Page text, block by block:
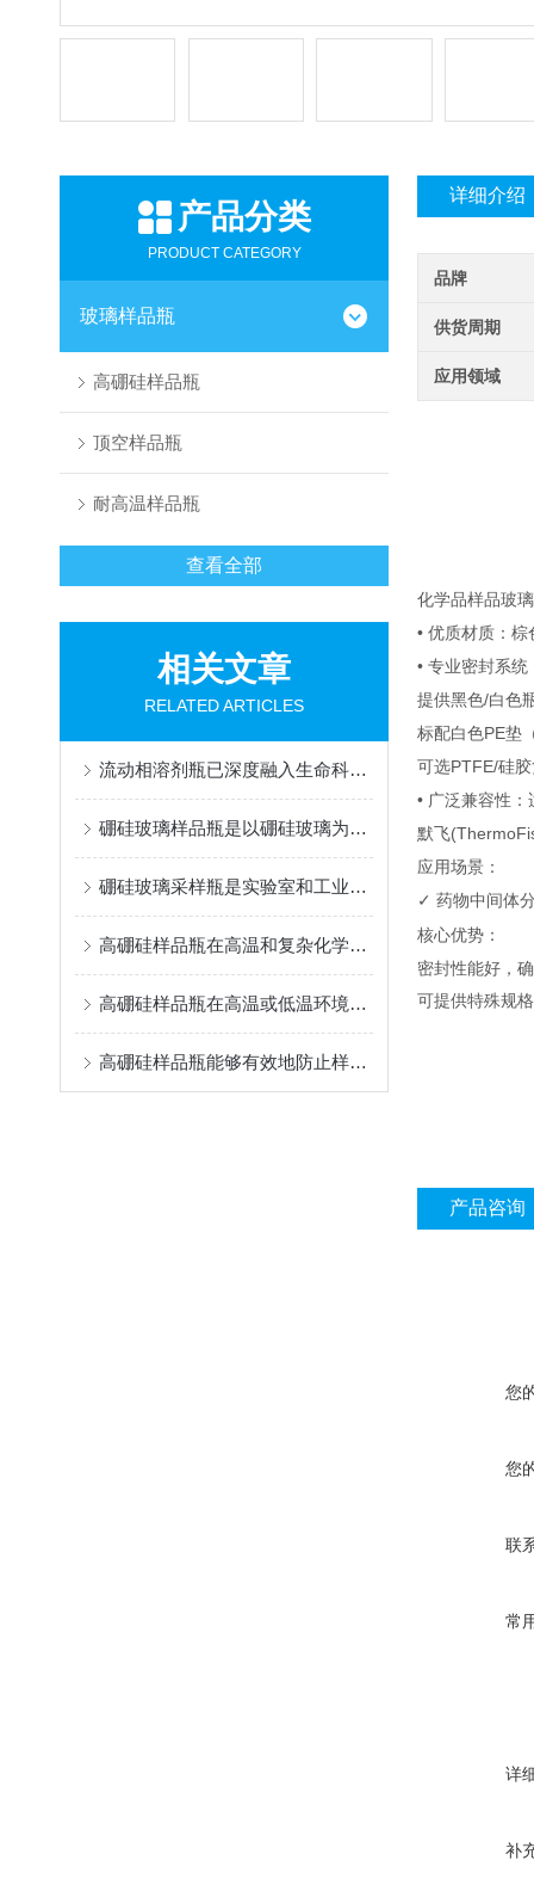
产品分类
PRODUCT CATEGORY
玻璃样品瓶
高硼硅样品瓶
顶空样品瓶
耐高温样品瓶
查看全部
相关文章
RELATED ARTICLES
流动相溶剂瓶已深度融入生命科学等多个领域
硼硅玻璃样品瓶是以硼硅玻璃为材质制成的实验室或工业用容器
硼硅玻璃采样瓶是实验室和工业生产中一种重要的工具
高硼硅样品瓶在高温和复杂化学环境中表现出色
高硼硅样品瓶在高温或低温环境下可进行各种化学反应或物理变化实验
高硼硅样品瓶能够有效地防止样品泄漏或被污染
详细介绍
品牌
供货周期
应用领域
化学品样品玻璃
• 优质材质：
• 专业密封系统
提供黑色/白色
标配白色PE垫
可选PTFE/硅
• 广泛兼容性
默飞
应用场景：
✓ 药物中间体
核心优势：
密封性能好，
可提供特殊规
产品咨询
您
您
联
常
详
补